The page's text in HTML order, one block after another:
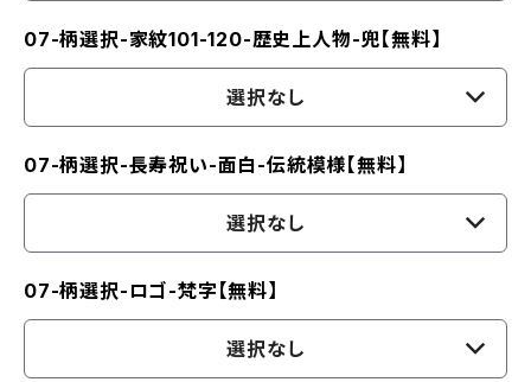
07-柄選択-家紋101-120-歴史上人物-兜【無料】
選択なし
07-柄選択-長寿祝い-面白-伝統模様【無料】
選択なし
07-柄選択-ロゴ-梵字【無料】
選択なし